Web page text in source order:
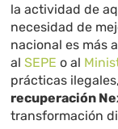
la actividad de
necesidad de
nacional es más
alSEPE o al
prácticas
recuperación
transformación